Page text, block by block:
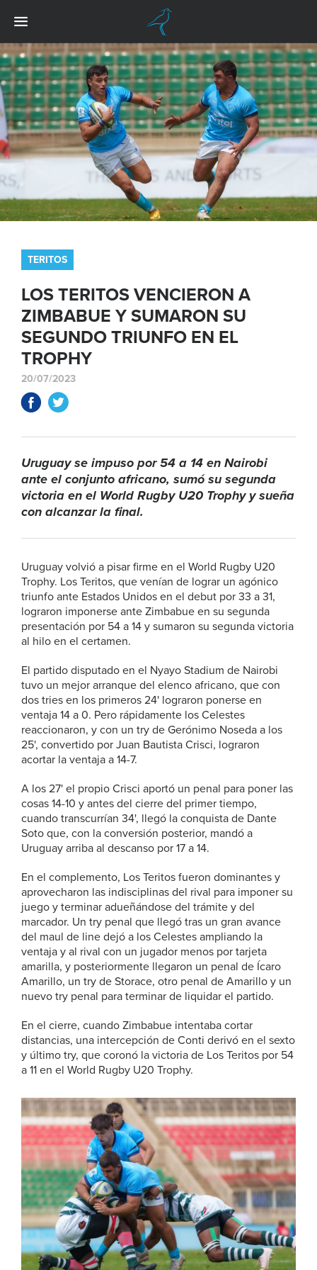
TERITOS
LOS TERITOS VENCIERON A
ZIMBABUE Y SUMARON SU
SEGUNDO TRIUNFO EN EL
TROPHY
20/07/2023
Uruguay se impuso por 54 a 14 en Nairobi
ante el conjunto africano, sumó su segunda
victoria en el World Rugby U20 Trophy y sueña
con alcanzar la final.
Uruguay volvió a pisar firme en el World Rugby U20
Trophy. Los Teritos, que venían de lograr un agónico
triunfo ante Estados Unidos en el debut por 33 a 31,
lograron imponerse ante Zimbabue en su segunda
presentación por 54 a 14 y sumaron su segunda victoria
al hilo en el certamen.
El partido disputado en el Nyayo Stadium de Nairobi
tuvo un mejor arranque del elenco africano, que con
dos tries en los primeros 24' lograron ponerse en
ventaja 14 a 0. Pero rápidamente los Celestes
reaccionaron, y con un try de Gerónimo Noseda a los
25', convertido por Juan Bautista Crisci, lograron
acortar la ventaja a 14-7.
A los 27' el propio Crisci aportó un penal para poner las
cosas 14-10 y antes del cierre del primer tiempo,
cuando transcurrían 34', llegó la conquista de Dante
Soto que, con la conversión posterior, mandó a
Uruguay arriba al descanso por 17 a 14.
En el complemento, Los Teritos fueron dominantes y
aprovecharon las indisciplinas del rival para imponer su
juego y terminar adueñándose del trámite y del
marcador. Un try penal que llegó tras un gran avance
del maul de line dejó a los Celestes ampliando la
ventaja y al rival con un jugador menos por tarjeta
amarilla, y posteriormente llegaron un penal de Ícaro
Amarillo, un try de Storace, otro penal de Amarillo y un
nuevo try penal para terminar de liquidar el partido.
En el cierre, cuando Zimbabue intentaba cortar
distancias, una intercepción de Conti derivó en el sexto
y último try, que coronó la victoria de Los Teritos por 54
a 11 en el World Rugby U20 Trophy.